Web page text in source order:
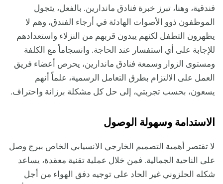
فندقية، وهنا، تبرز خبرة فنادق ماندارين. بالفعل، يتجول
الموظفون ذوو الأصوات الهادئة في أرجاء الفندق، وهم لا
يظهرون التطفل لكنهم يبدون قربهم من النزلاء واستعدادهم
للإجابة على أي استفسار عند الحاجة. وانسجاماً مع الكلفة
ومستوى الزوار وسمعة فنادق ماندارين، يحرص أعضاء فريق
العمل على الالتزام بطرق التعامل الرسمية، علماً أنهم
يسعون، بحسب تجربتي، إلى حل كل مشكلة برزانة واحتراف.
الاستدامة وسهولة الوصول
لا تقتصر أهمية التصميم الخارجي الانسيابي الخاص ببرج وصل
على الناحية الجمالية. فمن خلال عملية تقنية معقدة، يساعد
شكله الحلزوني غير الحاد على توجيه دفق الهواء من أجل